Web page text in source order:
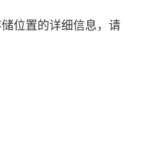
位置的详细信息，请